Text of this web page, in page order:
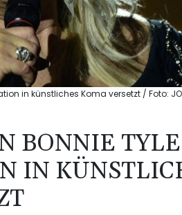
in künstliches Koma versetzt / Foto:
BONNIE
IN